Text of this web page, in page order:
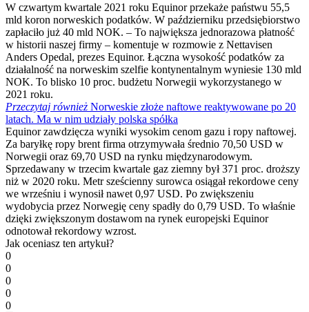
W czwartym kwartale 2021 roku Equinor przekaże państwu 55,5
mld koron norweskich podatków. W październiku przedsiębiorstwo
zapłaciło już 40 mld NOK. – To największa jednorazowa płatność
w historii naszej firmy – komentuje w rozmowie z Nettavisen
Anders Opedal, prezes Equinor. Łączna wysokość podatków za
działalność na norweskim szelfie kontynentalnym wyniesie 130 mld
NOK. To blisko 10 proc. budżetu Norwegii wykorzystanego w
2021 roku.
Przeczytaj również Norweskie złoże naftowe reaktywowane po 20
latach. Ma w nim udziały polska spółka
Equinor zawdzięcza wyniki wysokim cenom gazu i ropy naftowej.
Za baryłkę ropy brent firma otrzymywała średnio 70,50 USD w
Norwegii oraz 69,70 USD na rynku międzynarodowym.
Sprzedawany w trzecim kwartale gaz ziemny był 371 proc. droższy
niż w 2020 roku. Metr sześcienny surowca osiągał rekordowe ceny
we wrześniu i wynosił nawet 0,97 USD. Po zwiększeniu
wydobycia przez Norwegię ceny spadły do 0,79 USD. To właśnie
dzięki zwiększonym dostawom na rynek europejski Equinor
odnotował rekordowy wzrost.
Jak oceniasz ten artykuł?
0
0
0
0
0